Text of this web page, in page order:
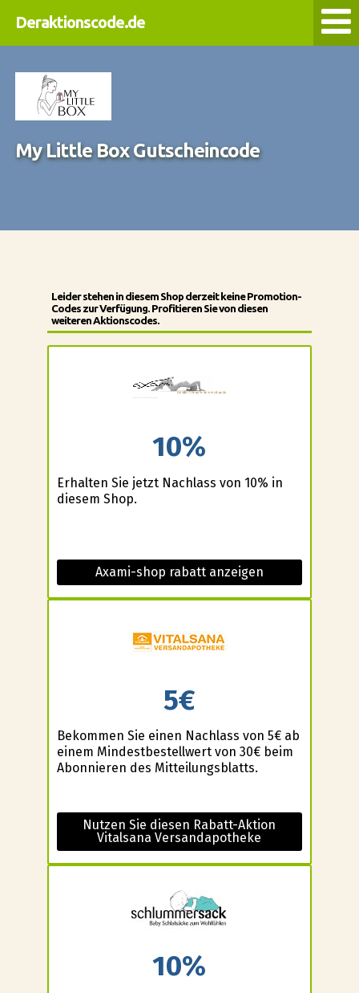
Deraktionscode.de
My Little Box Gutscheincode
Leider stehen in diesem Shop derzeit keine Promotion-
Codes zur Verfügung. Profitieren Sie von diesen
weiteren Aktionscodes.
10%
Erhalten Sie jetzt Nachlass von 10% in
diesem Shop.
Axami-shop rabatt anzeigen
5€
Bekommen Sie einen Nachlass von 5€ ab
einem Mindestbestellwert von 30€ beim
Abonnieren des Mitteilungsblatts.
Nutzen Sie diesen Rabatt-Aktion
Vitalsana Versandapotheke
10%